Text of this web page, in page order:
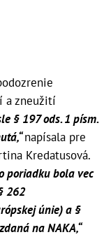
a zneužití
§ 197 ods. 1 písm.
napísala pre
Kredatusová.
poriadku bola vec
262
únie) a §
na NAKA,“